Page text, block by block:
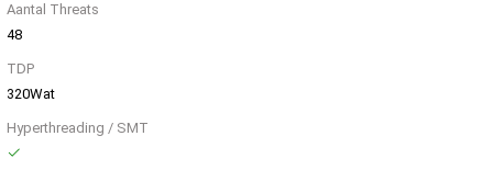
Aantal Threats
48
TDP
320Wat
Hyperthreading / SMT